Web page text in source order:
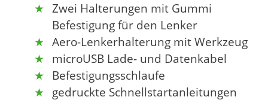
Zwei Halterungen mit Gummi
Befestigung für den Lenker
Aero-Lenkerhalterung mit Werkzeug
microUSB Lade- und Datenkabel
Befestigungsschlaufe
gedruckte Schnellstartanleitungen